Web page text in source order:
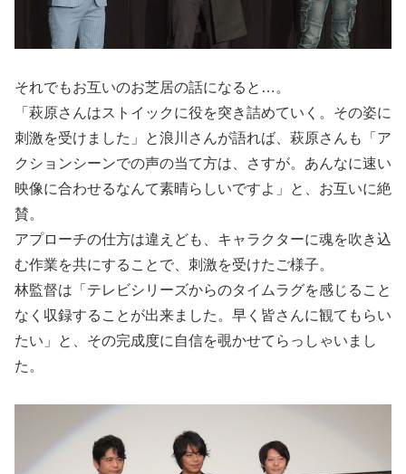
それでもお互いのお芝居の話になると…。
「萩原さんはストイックに役を突き詰めていく。その姿に
刺激を受けました」と浪川さんが語れば、萩原さんも「ア
クションシーンでの声の当て方は、さすが。あんなに速い
映像に合わせるなんて素晴らしいですよ」と、お互いに絶
賛。
アプローチの仕方は違えども、キャラクターに魂を吹き込
む作業を共にすることで、刺激を受けたご様子。
林監督は「テレビシリーズからのタイムラグを感じること
なく収録することが出来ました。早く皆さんに観てもらい
たい」と、その完成度に自信を覗かせてらっしゃいまし
た。